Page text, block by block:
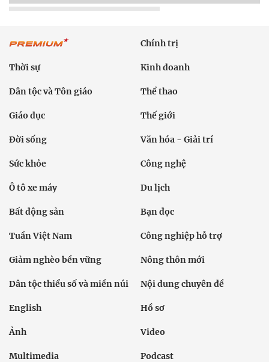
Chính trị
Thời sự Kinh doanh
Dân tộc và Tôn giáo Thể thao
Giáo dục Thế giới
Đời sống Văn hóa - Giải trí
Sức khỏe Công nghệ
Ô tô xe máy Du lịch
Bất động sản Bạn đọc
Tuần Việt Nam Công nghiệp hỗ trợ
Giảm nghèo bền vững Nông thôn mới
Dân tộc thiểu số và miền núi Nội dung chuyên đề
English Hồ sơ
Ảnh Video
Multimedia Podcast